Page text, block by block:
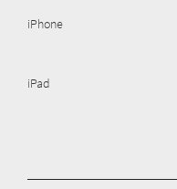
iPhone
iPad